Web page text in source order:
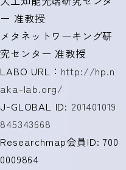
ー 准教授
メタネットワーキング研
究センター 准教授
LABO URL： http://hp.n
aka-lab.org/
J-GLOBAL ID: 201401019
845343668
Researchmap会員ID: 700
0009864